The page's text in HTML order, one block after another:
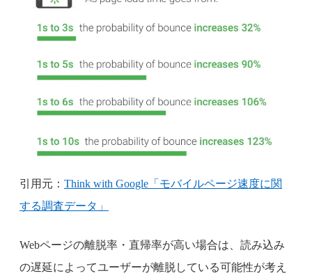
引用元： Think with Google「モバイルページ速度に関
する調査データ」
Webページの離脱率・直帰率が高い場合は、読み込み
の遅延によってユーザーが離脱している可能性が考え